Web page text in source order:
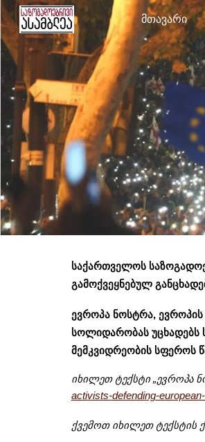
მთავარი
საქართველოს
გამოქვეყნებულ
ევროპა ნოსტრა, ევროპის
სოლიდარობას
მემკვიდრეობის სფეროს
იხილეთ ტექსტი „ევროპა
activists-defending-
ქვემოთ იხილეთ ტექსტის